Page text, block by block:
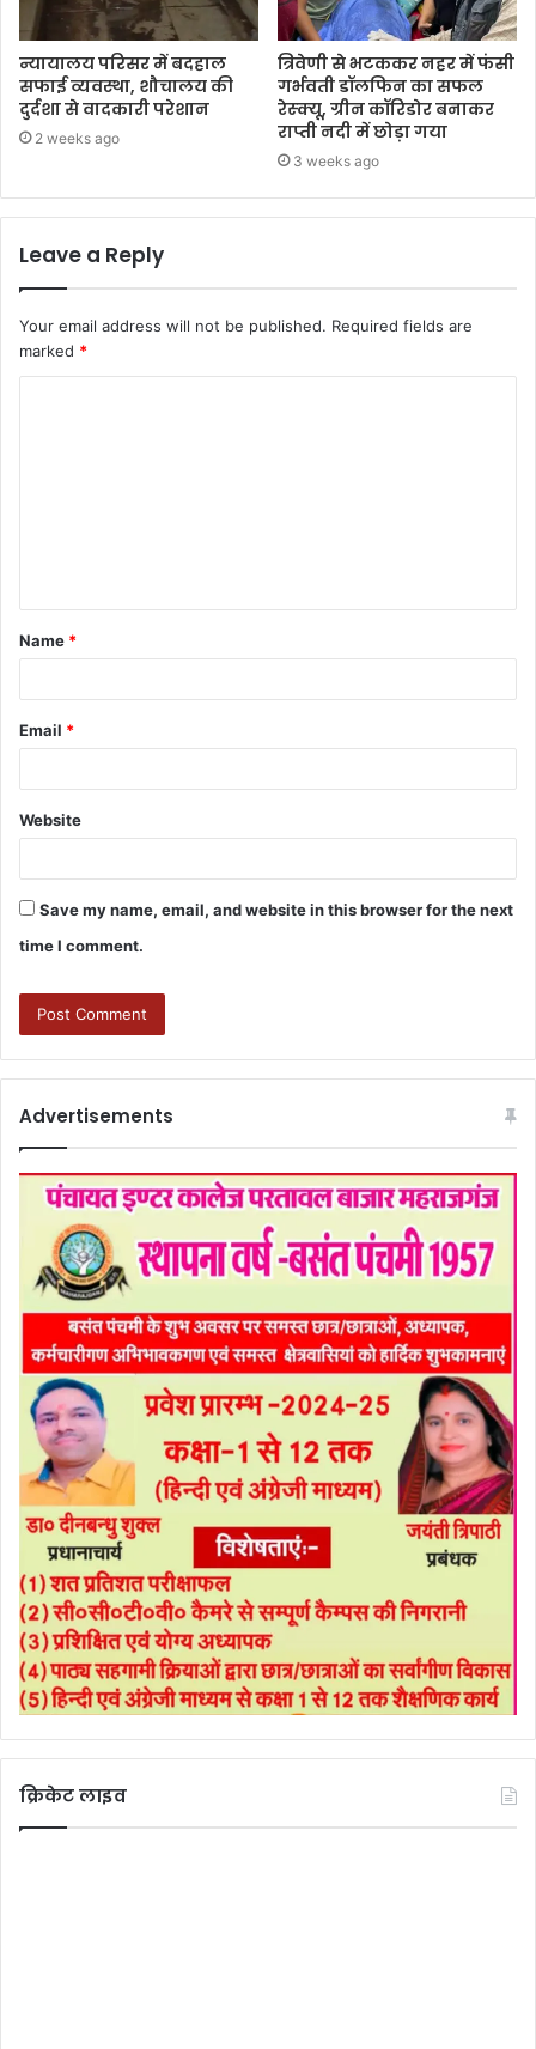
न्यायालय परिसर में बदहाल
सफाई व्यवस्था, शौचालय की
दुर्दशा से वादकारी परेशान
2 weeks ago
त्रिवेणी से भटककर नहर में फंसी
गर्भवती डॉलफिन का सफल
रेस्क्यू, ग्रीन कॉरिडोर बनाकर
राप्ती नदी में छोड़ा गया
3 weeks ago
Leave a Reply
Your email address will not be published. Required fields are
marked *
Name *
Email *
Website
Save my name, email, and website in this browser for the next
time I comment.
Advertisements
क्रिकेट लाइव